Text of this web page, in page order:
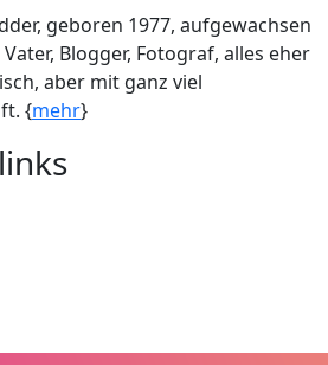
geboren 1977, aufgewachsen
Blogger, Fotograf, alles eher
aber mit ganz viel
{mehr}